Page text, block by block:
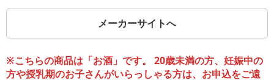
メーカーサイトへ
※こちらの商品は「お酒」です。 20歳未満の方、妊娠中の
方や授乳期のお子さんがいらっしゃる方は、お申込をご遠